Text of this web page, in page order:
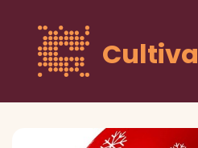
Cultiva